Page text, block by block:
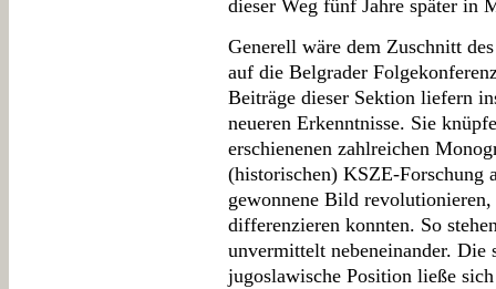
dieser Weg fünf Jahre später in
Generell wäre dem Zuschnitt
auf die Belgrader
Beiträge dieser Sektion liefern
neueren Erkenntnisse. Sie
erschienenen zahlreichen
(historischen) KSZE-Forschung
gewonnene Bild
differenzieren konnten. So
unvermittelt nebeneinander.
jugoslawische Position ließe